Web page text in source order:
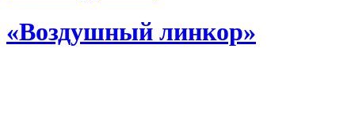
«Воздушный линкор»